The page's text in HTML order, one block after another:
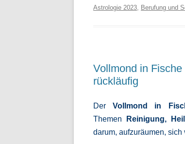
Astrologie 2023, Berufung und
Vollmond in
rückläufig
DerVollmond in
Themen
Reinigung,
darum, aufzuräumen,